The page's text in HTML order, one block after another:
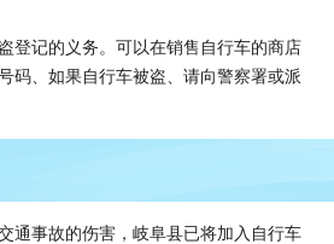
登记的义务。可以在销售自行车的商店
码、如果自行车被盗、请向警察署或派
通事故的伤害，岐阜县已将加入自行车